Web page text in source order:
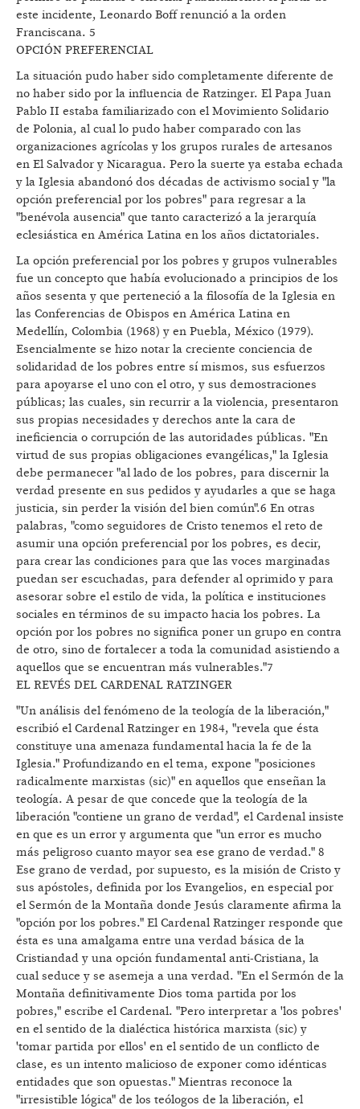
este incidente, Leonardo Boff renunció a la orden
Franciscana. 5
OPCIÓN PREFERENCIAL
La situación pudo haber sido completamente diferente de
no haber sido por la influencia de Ratzinger. El Papa Juan
Pablo II estaba familiarizado con el Movimiento Solidario
de Polonia, al cual lo pudo haber comparado con las
organizaciones agrícolas y los grupos rurales de artesanos
en El Salvador y Nicaragua. Pero la suerte ya estaba echada
y la Iglesia abandonó dos décadas de activismo social y "la
opción preferencial por los pobres" para regresar a la
"benévola ausencia" que tanto caracterizó a la jerarquía
eclesiástica en América Latina en los años dictatoriales.
La opción preferencial por los pobres y grupos vulnerables
fue un concepto que había evolucionado a principios de los
años sesenta y que perteneció a la filosofía de la Iglesia en
las Conferencias de Obispos en América Latina en
Medellín, Colombia (1968) y en Puebla, México (1979).
Esencialmente se hizo notar la creciente conciencia de
solidaridad de los pobres entre sí mismos, sus esfuerzos
para apoyarse el uno con el otro, y sus demostraciones
públicas; las cuales, sin recurrir a la violencia, presentaron
sus propias necesidades y derechos ante la cara de
ineficiencia o corrupción de las autoridades públicas. "En
virtud de sus propias obligaciones evangélicas," la Iglesia
debe permanecer "al lado de los pobres, para discernir la
verdad presente en sus pedidos y ayudarles a que se haga
justicia, sin perder la visión del bien común".6 En otras
palabras, "como seguidores de Cristo tenemos el reto de
asumir una opción preferencial por los pobres, es decir,
para crear las condiciones para que las voces marginadas
puedan ser escuchadas, para defender al oprimido y para
asesorar sobre el estilo de vida, la política e instituciones
sociales en términos de su impacto hacia los pobres. La
opción por los pobres no significa poner un grupo en contra
de otro, sino de fortalecer a toda la comunidad asistiendo a
aquellos que se encuentran más vulnerables."7
EL REVÉS DEL CARDENAL RATZINGER
"Un análisis del fenómeno de la teología de la liberación,"
escribió el Cardenal Ratzinger en 1984, "revela que ésta
constituye una amenaza fundamental hacia la fe de la
Iglesia." Profundizando en el tema, expone "posiciones
radicalmente marxistas (sic)" en aquellos que enseñan la
teología. A pesar de que concede que la teología de la
liberación "contiene un grano de verdad", el Cardenal insiste
en que es un error y argumenta que "un error es mucho
más peligroso cuanto mayor sea ese grano de verdad." 8
Ese grano de verdad, por supuesto, es la misión de Cristo y
sus apóstoles, definida por los Evangelios, en especial por
el Sermón de la Montaña donde Jesús claramente afirma la
"opción por los pobres." El Cardenal Ratzinger responde que
ésta es una amalgama entre una verdad básica de la
Cristiandad y una opción fundamental anti-Cristiana, la
cual seduce y se asemeja a una verdad. "En el Sermón de la
Montaña definitivamente Dios toma partida por los
pobres," escribe el Cardenal. "Pero interpretar a 'los pobres'
en el sentido de la dialéctica histórica marxista (sic) y
'tomar partida por ellos' en el sentido de un conflicto de
clase, es un intento malicioso de exponer como idénticas
entidades que son opuestas." Mientras reconoce la
"irresistible lógica" de los teólogos de la liberación, el